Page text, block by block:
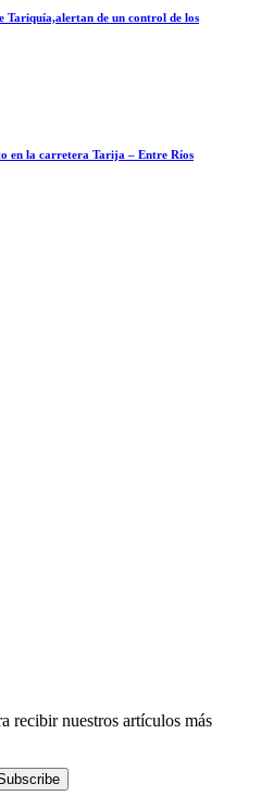
Tariquía,alertan de un control de los
en la carretera Tarija – Entre Ríos
recibir nuestros artículos más